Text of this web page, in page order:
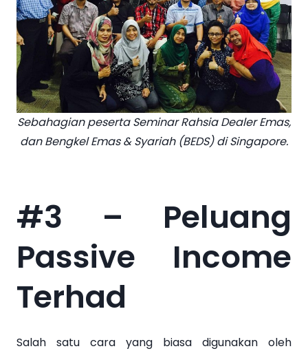
Sebahagian peserta Seminar Rahsia Dealer Emas,
dan Bengkel Emas & Syariah (BEDS) di Singapore.
#3 – Peluang
Passive Income
Terhad
Salah satu cara yang biasa digunakan oleh